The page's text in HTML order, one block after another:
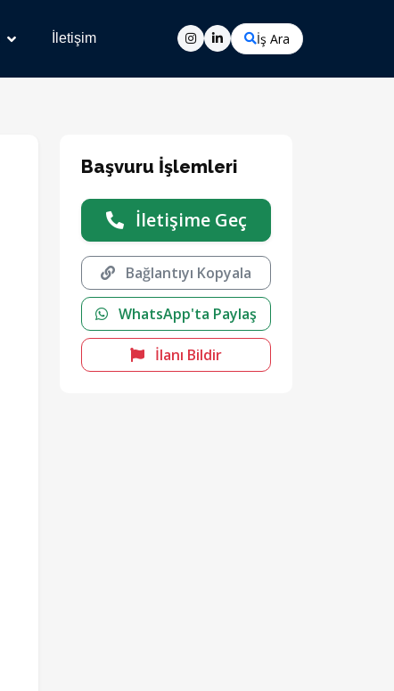
İletişim İş Ara
Başvuru İşlemleri
İletişime Geç
Bağlantıyı Kopyala
WhatsApp'ta Paylaş
İlanı Bildir